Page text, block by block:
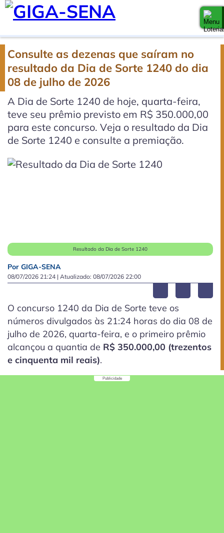
Consulte as dezenas que saíram no
resultado da Dia de Sorte 1240 do dia
08 de julho de 2026
A Dia de Sorte 1240 de hoje, quarta-feira,
teve seu prêmio previsto em R$ 350.000,00
para este concurso. Veja o resultado da Dia
de Sorte 1240 e consulte a premiação.
Resultado da Dia de Sorte 1240
Por GIGA-SENA
08/07/2026 21:24 | Atualizado: 08/07/2026 22:00
O concurso 1240 da Dia de Sorte teve os
números divulgados às 21:24 horas do dia 08 de
julho de 2026, quarta-feira, e o primeiro prêmio
alcançou a quantia de R$ 350.000,00 (trezentos
e cinquenta mil reais).
Publicidade